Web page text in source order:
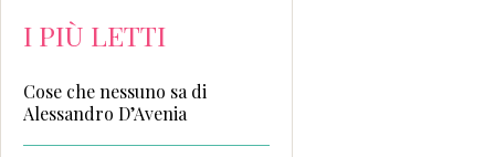
I PIÙ LETTI
Cose che nessuno sa di
Alessandro D’Avenia